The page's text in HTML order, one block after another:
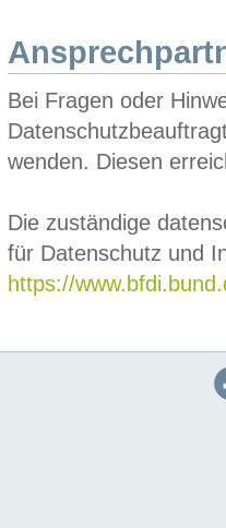
Bei Fragen oder
wenden. Diesen
Die zuständige
für Datenschutz und
https://